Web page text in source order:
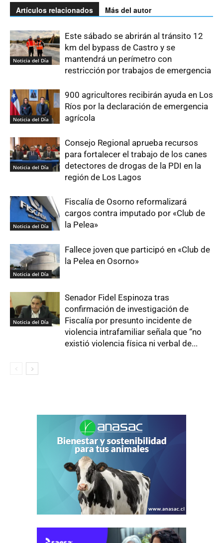
Artículos relacionados Más del autor
Noticia del Día
Este sábado se abrirán al tránsito 12
km del bypass de Castro y se
mantendrá un perímetro con
restricción por trabajos de emergencia
Noticia del Día
900 agricultores recibirán ayuda en Los
Ríos por la declaración de emergencia
agrícola
Noticia del Día
Consejo Regional aprueba recursos
para fortalecer el trabajo de los canes
detectores de drogas de la PDI en la
región de Los Lagos
Noticia del Día
Fiscalía de Osorno reformalizará
cargos contra imputado por «Club de
la Pelea»
Noticia del Día
Fallece joven que participó en «Club de
la Pelea en Osorno»
Noticia del Día
Senador Fidel Espinoza tras
confirmación de investigación de
Fiscalía por presunto incidente de
violencia intrafamiliar señala que “no
existió violencia física ni verbal de...